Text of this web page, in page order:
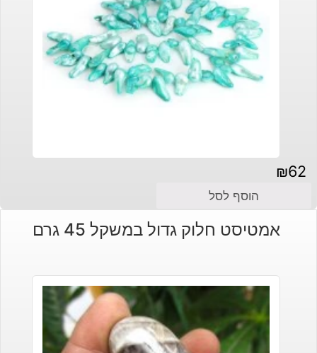
₪62
הוסף לסל
אמטיסט חלוק גדול במשקל 45 גרם